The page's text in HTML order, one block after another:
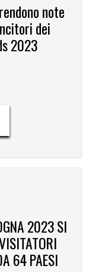
note
dei
2023
2023 SI
64 PAESI